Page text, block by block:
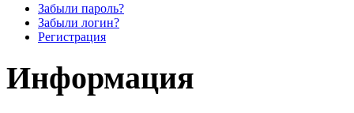
Забыли пароль?
Забыли логин?
Регистрация
Информация